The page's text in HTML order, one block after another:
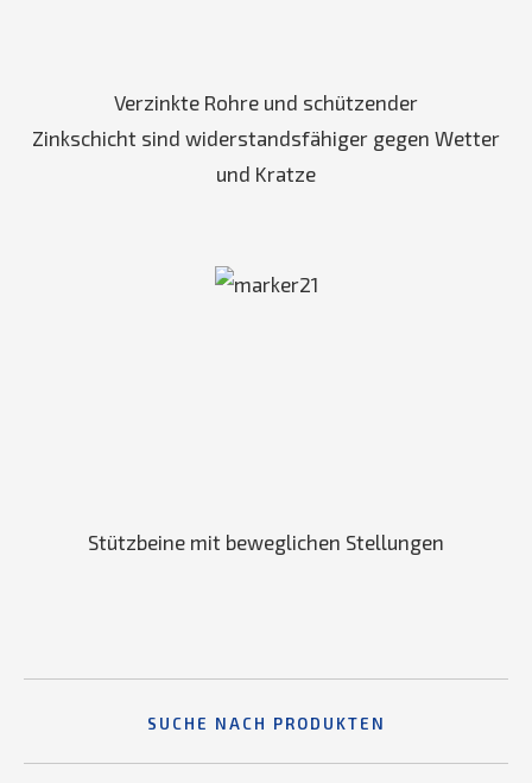
Verzinkte Rohre und schützender
Zinkschicht sind widerstandsfähiger gegen Wetter
und Kratze
Stützbeine mit beweglichen Stellungen
SUCHE NACH PRODUKTEN